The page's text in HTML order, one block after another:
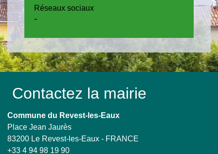
Réseaux sociaux
-
Contactez la mairie
Commune du Revest-les-Eaux
Place Jean Jaurès
83200 Le Revest-les-Eaux - FRANCE
+33 4 94 98 19 90